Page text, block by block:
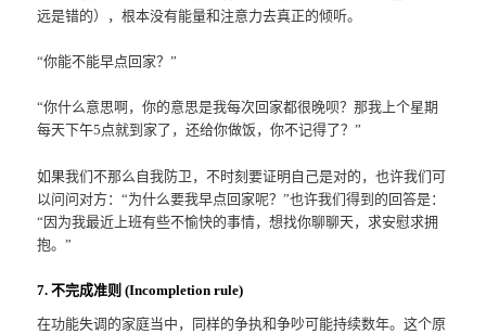
远是错的），根本没有能量和注意力去真正的倾听。
“你能不能早点回家？”
“你什么意思啊，你的意思是我每次回家都很晚呗？那我上个星期
每天下午5点就到家了，还给你做饭，你不记得了？”
如果我们不那么自我防卫，不时刻要证明自己是对的，也许我们可
以问问对方：“为什么要我早点回家呢？”也许我们得到的回答是：
“因为我最近上班有些不愉快的事情，想找你聊聊天，求安慰求拥
抱。”
7. 不完成准则 (Incompletion rule)
在功能失调的家庭当中，同样的争执和争吵可能持续数年。这个原